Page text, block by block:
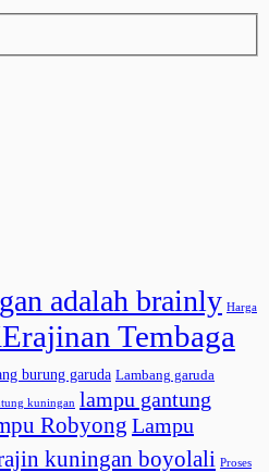
adalah brainly Harga
Tembaga
burung garuda Lambang garuda
kuningan lampu gantung
Robyong Lampu
kuningan boyolali Proses